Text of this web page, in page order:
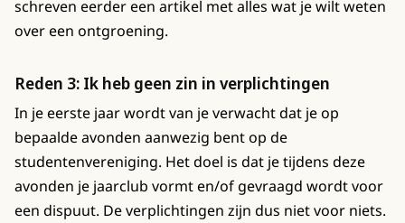
schreven eerder een artikel met alles wat je wilt weten
over een ontgroening.
Reden 3: Ik heb geen zin in verplichtingen
In je eerste jaar wordt van je verwacht dat je op
bepaalde avonden aanwezig bent op de
studentenvereniging. Het doel is dat je tijdens deze
avonden je jaarclub vormt en/of gevraagd wordt voor
een dispuut. De verplichtingen zijn dus niet voor niets.